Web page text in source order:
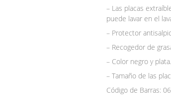
– Las placas
puede lavar en el
– Protector
– Recogedor de
– Color negro y plata.
– Tamaño de las
Código de Barras: